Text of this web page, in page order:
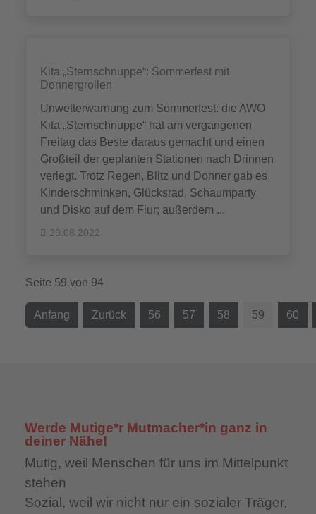
Kita „Sternschnuppe“: Sommerfest mit
Donnergrollen
Unwetterwarnung zum Sommerfest: die AWO
Kita „Sternschnuppe“ hat am vergangenen
Freitag das Beste daraus gemacht und einen
Großteil der geplanten Stationen nach Drinnen
verlegt. Trotz Regen, Blitz und Donner gab es
Kinderschminken, Glücksrad, Schaumparty
und Disko auf dem Flur; außerdem ...
29.08.2022
Seite 59 von 94
Anfang Zurück 56 57 58 59 60
Werde Mutige*r Mutmacher*in ganz in
deiner Nähe!
Mutig, weil Menschen für uns im Mittelpunkt
stehen
Sozial, weil wir nicht nur ein sozialer Träger,